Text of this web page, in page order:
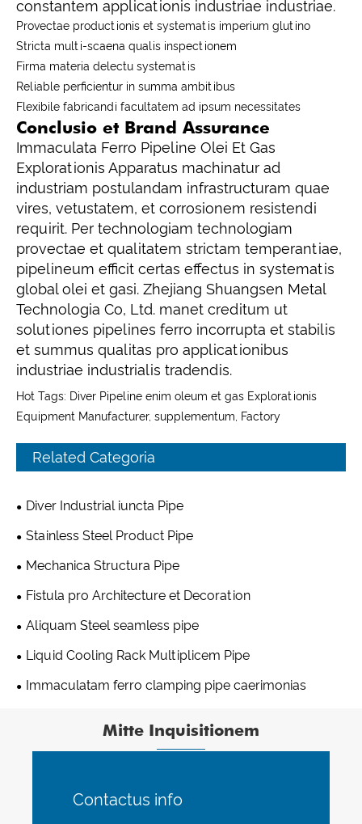
constantem applicationis industriae industriae.
Provectae productionis et systematis imperium glutino
Stricta multi-scaena qualis inspectionem
Firma materia delectu systematis
Reliable perficientur in summa ambitibus
Flexibile fabricandi facultatem ad ipsum necessitates
Conclusio et Brand Assurance
Immaculata Ferro Pipeline Olei Et Gas
Explorationis Apparatus machinatur ad
industriam postulandam infrastructuram quae
vires, vetustatem, et corrosionem resistendi
requirit. Per technologiam technologiam
provectae et qualitatem strictam temperantiae,
pipelineum efficit certas effectus in systematis
global olei et gasi. Zhejiang Shuangsen Metal
Technologia Co, Ltd. manet creditum ut
solutiones pipelines ferro incorrupta et stabilis
et summus qualitas pro applicationibus
industriae industrialis tradendis.
Hot Tags: Diver Pipeline enim oleum et gas Explorationis
Equipment Manufacturer, supplementum, Factory
Related Categoria
Diver Industrial iuncta Pipe
Stainless Steel Product Pipe
Mechanica Structura Pipe
Fistula pro Architecture et Decoration
Aliquam Steel seamless pipe
Liquid Cooling Rack Multiplicem Pipe
Immaculatam ferro clamping pipe caerimonias
Mitte Inquisitionem
Contactus info